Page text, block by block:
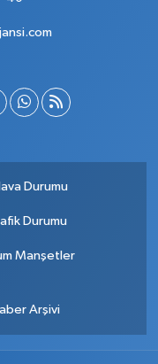
Durumu
Durumu
Manşetler
Arşivi